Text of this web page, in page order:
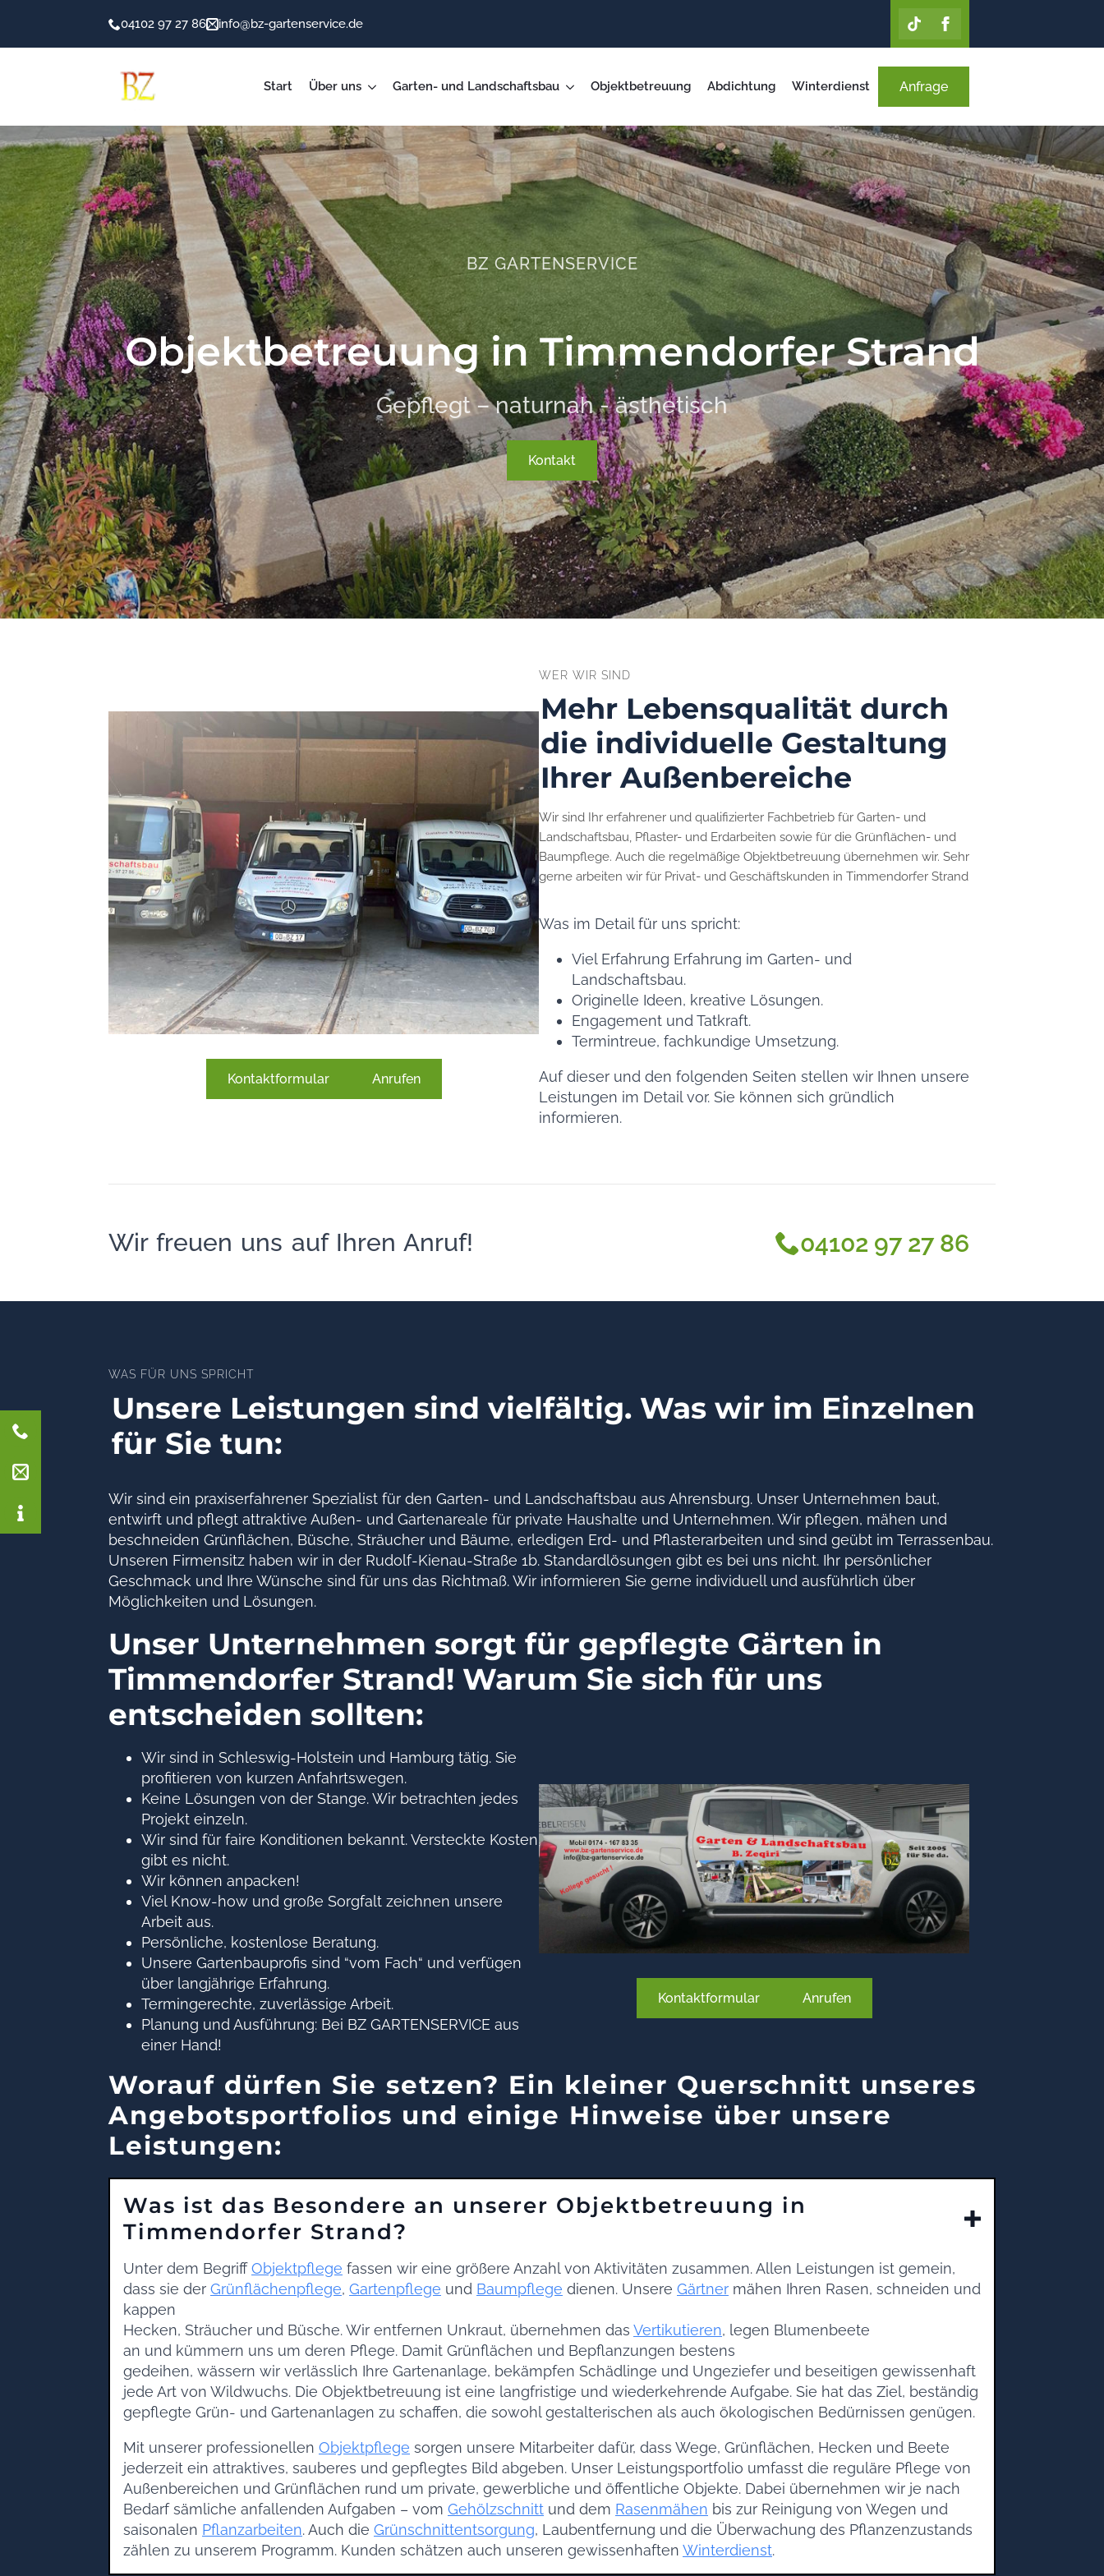
04102 97 27 86 info@bz-gartenservice.de
Start Über uns Garten- und Landschaftsbau Objektbetreuung Abdichtung Winterdienst Anfrage
BZ GARTENSERVICE
Objektbetreuung in Timmendorfer Strand
Gepflegt – naturnah - ästhetisch
Kontakt
Kontaktformular Anrufen
WER WIR SIND
Mehr Lebensqualität durch
die individuelle Gestaltung
Ihrer Außenbereiche
Wir sind Ihr erfahrener und qualifizierter Fachbetrieb für Garten- und
Landschaftsbau, Pflaster- und Erdarbeiten sowie für die Grünflächen- und
Baumpflege. Auch die regelmäßige Objektbetreuung übernehmen wir. Sehr
gerne arbeiten wir für Privat- und Geschäftskunden in Timmendorfer Strand
Was im Detail für uns spricht:
Viel Erfahrung Erfahrung im Garten- und
Landschaftsbau.
Originelle Ideen, kreative Lösungen.
Engagement und Tatkraft.
Termintreue, fachkundige Umsetzung.
Auf dieser und den folgenden Seiten stellen wir Ihnen unsere
Leistungen im Detail vor. Sie können sich gründlich
informieren.
Wir freuen uns auf Ihren Anruf! 04102 97 27 86
WAS FÜR UNS SPRICHT
Unsere Leistungen sind vielfältig. Was wir im Einzelnen
für Sie tun:
Wir sind ein praxiserfahrener Spezialist für den Garten- und Landschaftsbau aus Ahrensburg. Unser Unternehmen baut,
entwirft und pflegt attraktive Außen- und Gartenareale für private Haushalte und Unternehmen. Wir pflegen, mähen und
beschneiden Grünflächen, Büsche, Sträucher und Bäume, erledigen Erd- und Pflasterarbeiten und sind geübt im Terrassenbau.
Unseren Firmensitz haben wir in der Rudolf-Kienau-Straße 1b. Standardlösungen gibt es bei uns nicht. Ihr persönlicher
Geschmack und Ihre Wünsche sind für uns das Richtmaß. Wir informieren Sie gerne individuell und ausführlich über
Möglichkeiten und Lösungen.
Unser Unternehmen sorgt für gepflegte Gärten in
Timmendorfer Strand! Warum Sie sich für uns
entscheiden sollten:
Wir sind in Schleswig-Holstein und Hamburg tätig. Sie
profitieren von kurzen Anfahrtswegen.
Keine Lösungen von der Stange. Wir betrachten jedes
Projekt einzeln.
Wir sind für faire Konditionen bekannt. Versteckte Kosten
gibt es nicht.
Wir können anpacken!
Viel Know-how und große Sorgfalt zeichnen unsere
Arbeit aus.
Persönliche, kostenlose Beratung.
Unsere Gartenbauprofis sind “vom Fach“ und verfügen
über langjährige Erfahrung.
Termingerechte, zuverlässige Arbeit.
Planung und Ausführung: Bei BZ GARTENSERVICE aus
einer Hand!
Kontaktformular Anrufen
Worauf dürfen Sie setzen? Ein kleiner Querschnitt unseres
Angebotsportfolios und einige Hinweise über unsere
Leistungen:
Was ist das Besondere an unserer Objektbetreuung in
Timmendorfer Strand?
Unter dem BegriffObjektpflege fassen wir eine größere Anzahl von Aktivitäten zusammen. Allen Leistungen ist gemein,
dass sie der Grünflächenpflege, Gartenpflege und Baumpflege dienen. Unsere Gärtner mähen Ihren Rasen, schneiden und
kappen
Hecken, Sträucher und Büsche. Wir entfernen Unkraut, übernehmen das Vertikutieren, legen Blumenbeete
an und kümmern uns um deren Pflege. Damit Grünflächen und Bepflanzungen bestens
gedeihen, wässern wir verlässlich Ihre Gartenanlage, bekämpfen Schädlinge und Ungeziefer und beseitigen gewissenhaft
jede Art von Wildwuchs. Die Objektbetreuung ist eine langfristige und wiederkehrende Aufgabe. Sie hat das Ziel, beständig
gepflegte Grün- und Gartenanlagen zu schaffen, die sowohl gestalterischen als auch ökologischen Bedürnissen genügen.
Mit unserer professionellen Objektpflege sorgen unsere Mitarbeiter dafür, dass Wege, Grünflächen, Hecken und Beete
jederzeit ein attraktives, sauberes und gepflegtes Bild abgeben. Unser Leistungsportfolio umfasst die reguläre Pflege von
Außenbereichen und Grünflächen rund um private, gewerbliche und öffentliche Objekte. Dabei übernehmen wir je nach
Bedarf sämliche anfallenden Aufgaben – vom Gehölzschnitt und dem Rasenmähen bis zur Reinigung von Wegen und
saisonalen Pflanzarbeiten. Auch die Grünschnittentsorgung, Laubentfernung und die Überwachung des Pflanzenzustands
zählen zu unserem Programm. Kunden schätzen auch unseren gewissenhaften Winterdienst.